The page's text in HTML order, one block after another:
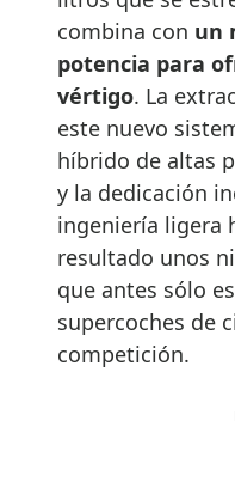
combina con un
potencia para
vértigo. La
este nuevo
híbrido de altas
y la dedicación
ingeniería ligera
resultado unos
que antes sólo
supercoches de
competición.